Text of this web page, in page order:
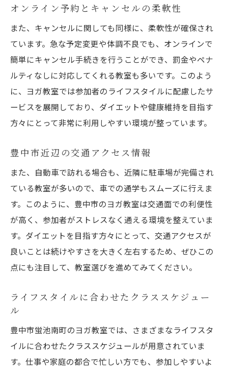
オンライン予約とキャンセルの柔軟性
また、キャンセルに関しても同様に、柔軟性が確保され
ています。急な予定変更や体調不良でも、オンラインで
簡単にキャンセル手続きを行うことができ、罰金やペナ
ルティなしに対応してくれる教室も多いです。このよう
に、ヨガ教室では参加者のライフスタイルに配慮したサ
ービスを展開しており、ダイエットや健康維持を目指す
方々にとって非常に利用しやすい環境が整っています。
豊中市近辺の交通アクセス情報
また、自動車で訪れる場合も、近隣に駐車場が完備され
ている教室が多いので、車での通学もスムーズに行えま
す。このように、豊中市のヨガ教室は交通面での利便性
が高く、参加者がストレスなく通える環境を整えていま
す。ダイエットを目指す方々にとって、交通アクセスが
良いことは続けやすさを大きく左右するため、ぜひこの
点にも注目して、教室選びを進めてみてください。
ライフスタイルに合わせたクラススケジュー
ル
豊中市蛍池南町のヨガ教室では、さまざまなライフスタ
イルに合わせたクラススケジュールが用意されていま
す。仕事や家庭の都合で忙しい方でも、参加しやすいよ